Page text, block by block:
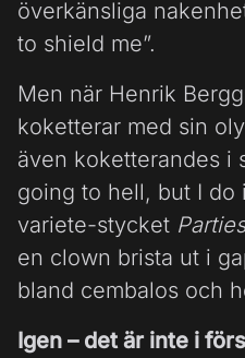
överkänsliga
to shield me”.
Men när Henrik
koketterar med sin
även koketterandes i
going to hell, but I do
variete-stycket Parties
en clown brista ut i
bland cembalos och
Igen – det är inte i